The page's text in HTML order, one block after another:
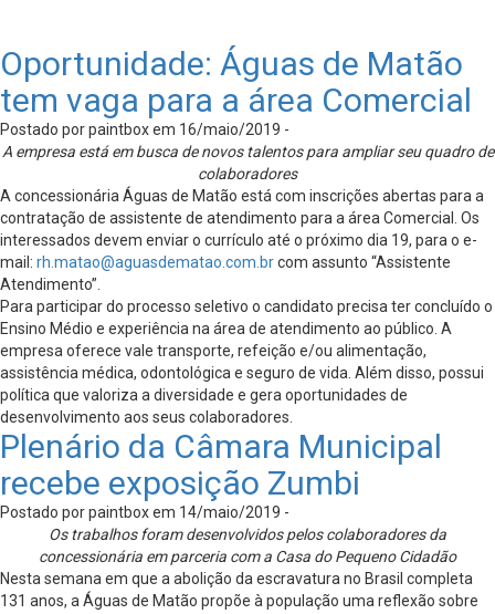
Oportunidade: Águas de Matão
tem vaga para a área Comercial
Postado por paintbox em 16/maio/2019 -
A empresa está em busca de novos talentos para ampliar seu quadro de
colaboradores
A concessionária Águas de Matão está com inscrições abertas para a
contratação de assistente de atendimento para a área Comercial. Os
interessados devem enviar o currículo até o próximo dia 19, para o e-
mail: rh.matao@aguasdematao.com.brcom assunto “Assistente
Atendimento”.
Para participar do processo seletivo o candidato precisa ter concluído o
Ensino Médio e experiência na área de atendimento ao público. A
empresa oferece vale transporte, refeição e/ou alimentação,
assistência médica, odontológica e seguro de vida. Além disso, possui
política que valoriza a diversidade e gera oportunidades de
desenvolvimento aos seus colaboradores.
Plenário da Câmara Municipal
recebe exposição Zumbi
Postado por paintbox em 14/maio/2019 -
Os trabalhos foram desenvolvidos pelos colaboradores da
concessionária em parceria com a Casa do Pequeno Cidadão
Nesta semana em que a abolição da escravatura no Brasil completa
131 anos, a Águas de Matão propõe à população uma reflexão sobre